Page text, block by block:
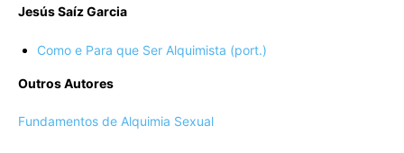
Jesús Saíz Garcia
Como e Para que Ser Alquimista (port.)
Outros Autores
Fundamentos de Alquimia Sexual